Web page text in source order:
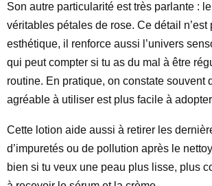
Son autre particularité est très parlante :
véritables pétales de rose. Ce détail n’est
esthétique, il renforce aussi l’univers
qui peut compter si tu as du mal à être
routine. En pratique, on constate souvent
agréable à utiliser est plus facile à
Cette lotion aide aussi à retirer les
d’impuretés ou de pollution après le
bien si tu veux une peau plus lisse, plus